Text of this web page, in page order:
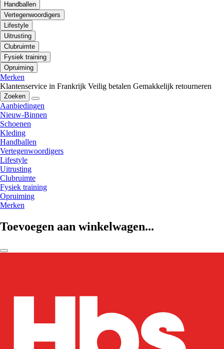
Handballen
Vertegenwoordigers
Lifestyle
Uitrusting
Clubruimte
Fysiek training
Opruiming
Merken
Klantenservice in Frankrijk Veilig betalen Gemakkelijk retourneren
Zoeken
Aanbiedingen
Nieuw-Binnen
Schoenen
Kleding
Handballen
Vertegenwoordigers
Lifestyle
Uitrusting
Clubruimte
Fysiek training
Opruiming
Merken
Toevoegen aan winkelwagen...